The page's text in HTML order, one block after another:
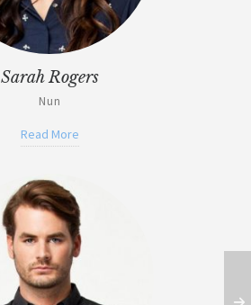
Sarah Rogers
Nun
Read More